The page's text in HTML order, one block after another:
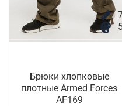
Брюки хлопковые
плотные Armed Forces
AF169